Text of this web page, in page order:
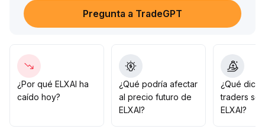
días (nivel de referencia: rango 5
ruptura de resistencias estructurales
Si no se registra un aumento de volumen efectivo, la
probabilidad de mantenerse en rango o de corrección
es alta.
Para el análisis a largo plazo, es necesario considerar
Pregunta a TradeGPT
¿Por qué ELXAI ha
caído hoy?
¿Qué podría afectar
al precio futuro de
ELXAI?
¿Qué
traders
ELXAI?